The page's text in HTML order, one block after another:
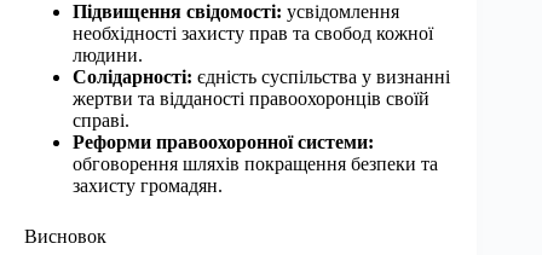
Підвищення свідомості: усвідомлення
необхідності захисту прав та свобод кожної
людини.
Солідарності: єдність суспільства у визнанні
жертви та відданості правоохоронців своїй
справі.
Реформи правоохоронної системи:
обговорення шляхів покращення безпеки та
захисту громадян.
Висновок